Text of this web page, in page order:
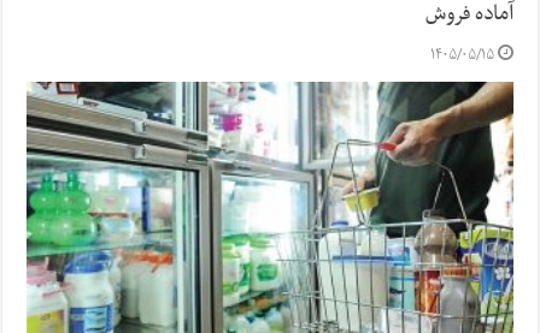
آماده فروش
۱۴۰۵/۰۵/۱۵